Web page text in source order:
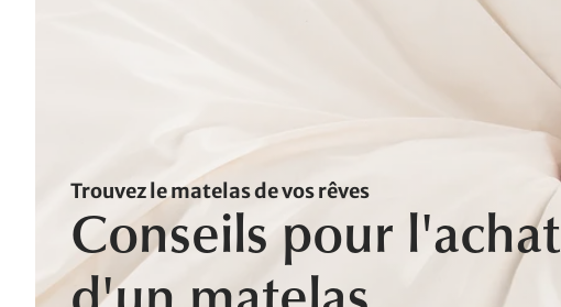
Trouvez le matelas de vos rêves
Conseils pour l'achat